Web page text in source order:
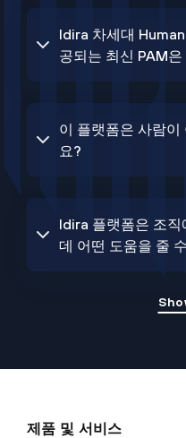
Idira 차세대
공되는 최신 PAM
이 플랫폼은 사람
요?
Idira 플랫폼은 조
데 어떤 도움을 줄
제품 및 서비스